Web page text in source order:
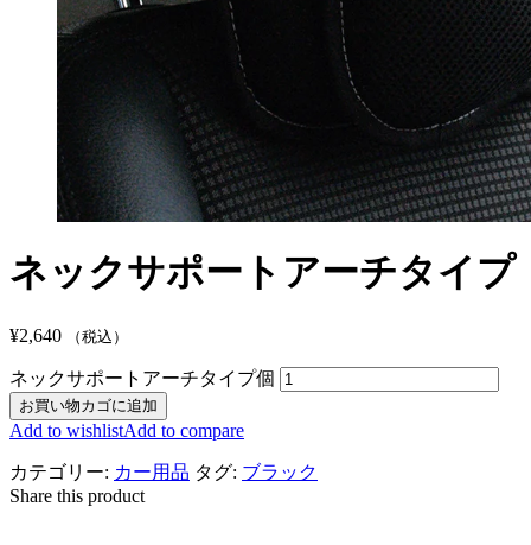
ネックサポートアーチタイプ
¥2,640 （税込）
ネックサポートアーチタイプ個
お買い物カゴに追加
Add to wishlistAdd to compare
カテゴリー: カー用品 タグ: ブラック
Share this product